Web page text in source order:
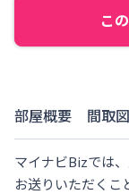
こ
部屋概要 間取
マイナビBizでは
お送りいただくこ